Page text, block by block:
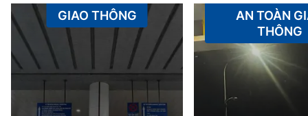
GIAO THÔNG
AN TOÀN
THÔNG